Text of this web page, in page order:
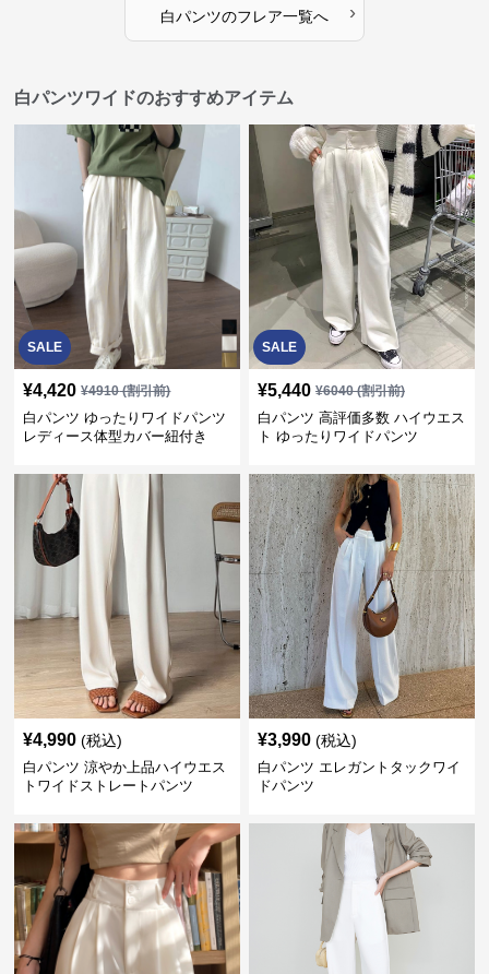
白パンツのフレア一覧へ ›
白パンツワイドのおすすめアイテム
SALE
¥4,420 ¥4910(割引前)
白パンツ ゆったりワイドパンツ
レディース体型カバー紐付き
SALE
¥5,440 ¥6040(割引前)
白パンツ 高評価多数 ハイウエス
ト ゆったりワイドパンツ
¥4,990 (税込)
白パンツ 涼やか上品ハイウエス
トワイドストレートパンツ
¥3,990 (税込)
白パンツ エレガントタックワイ
ドパンツ